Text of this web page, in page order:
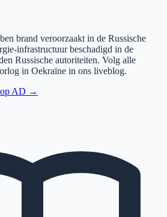
brand veroorzaakt in de Russische
infrastructuur beschadigd in de
Russische autoriteiten. Volg alle
in Oekraïne in ons liveblog.
AD →